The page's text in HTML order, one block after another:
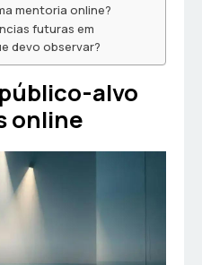
mentoria online?
futuras em
devo observar?
alvo
online